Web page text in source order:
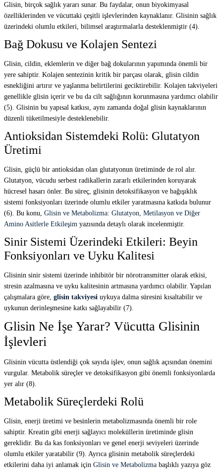
Glisin, birçok sağlık yararı sunar. Bu faydalar, onun biyokimyasal
özelliklerinden ve vücuttaki çeşitli işlevlerinden kaynaklanır. Glisinin sağlık
üzerindeki olumlu etkileri, bilimsel araştırmalarla desteklenmiştir (4).
Bağ Dokusu ve Kolajen Sentezi
Glisin, cildin, eklemlerin ve diğer bağ dokularının yapımında önemli bir
yere sahiptir. Kolajen sentezinin kritik bir parçası olarak, glisin cildin
esnekliğini artırır ve yaşlanma belirtilerini geciktirebilir. Kolajen takviyeleri
genellikle glisin içerir ve bu da cilt sağlığının korunmasına yardımcı olabilir
(5). Glisinin bu yapısal katkısı, aynı zamanda doğal glisin kaynaklarının
düzenli tüketilmesiyle desteklenebilir.
Antioksidan Sistemdeki Rolü: Glutatyon
Üretimi
Glisin, güçlü bir antioksidan olan glutatyonun üretiminde de rol alır.
Glutatyon, vücudu serbest radikallerin zararlı etkilerinden koruyarak
hücresel hasarı önler. Bu süreç, glisinin detoksifikasyon ve bağışıklık
sistemi fonksiyonları üzerinde olumlu etkiler yaratmasına katkıda bulunur
(6). Bu konu, Glisin ve Metabolizma: Glutatyon, Metilasyon ve Diğer
Amino Asitlerle Etkileşim yazısında detaylı olarak incelenmiştir.
Sinir Sistemi Üzerindeki Etkileri: Beyin
Fonksiyonları ve Uyku Kalitesi
Glisinin sinir sistemi üzerinde inhibitör bir nörotransmitter olarak etkisi,
stresin azalmasına ve uyku kalitesinin artmasına yardımcı olabilir. Yapılan
çalışmalara göre, glisin takviyesi uykuya dalma süresini kısaltabilir ve
uykunun derinleşmesine katkı sağlayabilir (7).
Glisin Ne İşe Yarar? Vücutta Glisinin
İşlevleri
Glisinin vücutta üstlendiği çok sayıda işlev, onun sağlık açısından önemini
vurgular. Metabolik süreçler ve detoksifikasyon gibi önemli fonksiyonlarda
yer alır (8).
Metabolik Süreçlerdeki Rolü
Glisin, enerji üretimi ve besinlerin metabolizmasında önemli bir role
sahiptir. Kreatin gibi enerji sağlayıcı moleküllerin üretiminde glisin
gereklidir. Bu da kas fonksiyonları ve genel enerji seviyeleri üzerinde
olumlu etkiler yaratabilir (9). Ayrıca glisinin metabolik süreçlerdeki
etkilerini daha iyi anlamak için Glisin ve Metabolizma başlıklı yazıya göz